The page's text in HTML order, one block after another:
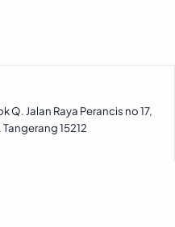
Q. Jalan Raya Perancis no 17,
15212